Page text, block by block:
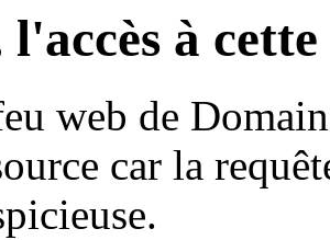
l'accès à
web de
car la